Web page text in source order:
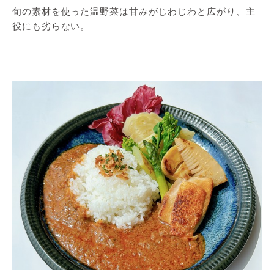
旬の素材を使った温野菜は甘みがじわじわと広がり、主
役にも劣らない。